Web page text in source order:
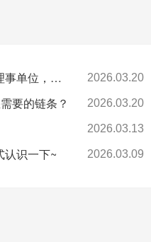
喜报-环球科技连任苏州新一代企业家商会理事单位，总经理黄雅丹女士获“锐意进取奖” 2026.03.20
要的链条？ 2026.03.20
2026.03.13
认识一下~ 2026.03.09